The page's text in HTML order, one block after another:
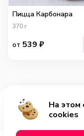
Пицца Карбонара
370 г
от 539 ₽
На этом
cookies